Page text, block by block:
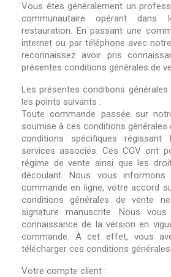
Vous êtes généralement un
communautaire opérant
restauration. En passant une
internet ou par téléphone avec
reconnaissez avoir pris
présentes conditions générales de
Les présentes conditions
les points suivants :
Toute commande passée sur
soumise à ces conditions générales
conditions spécifiques régissant
services associés. Ces CGV ont
régime de vente ainsi que les
découlant. Nous vous informons
commande en ligne, votre accord
conditions générales de vente
signature manuscrite. Nous
connaissance de la version en
commande. À cet effet, vous
télécharger ces conditions
Votre compte client :